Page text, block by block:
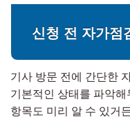
신청 전 자가점
기사 방문 전에 간단한
기본적인 상태를 파악
항목도 미리 알 수 있거